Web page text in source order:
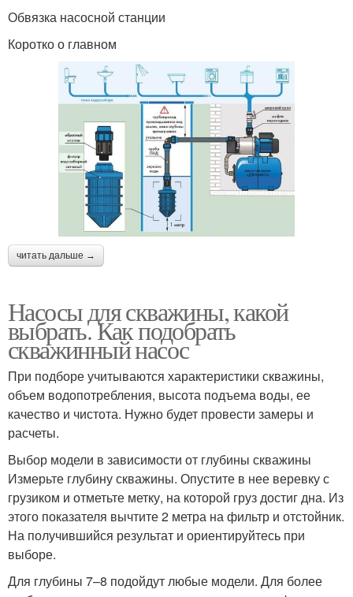
Обвязка насосной станции
Коротко о главном
читать дальше →
Насосы для скважины, какой
выбрать. Как подобрать
скважинный насос
При подборе учитываются характеристики скважины,
объем водопотребления, высота подъема воды, ее
качество и чистота. Нужно будет провести замеры и
расчеты.
Выбор модели в зависимости от глубины скважины
Измерьте глубину скважины. Опустите в нее веревку с
грузиком и отметьте метку, на которой груз достиг дна. Из
этого показателя вычтите 2 метра на фильтр и отстойник.
На получившийся результат и ориентируйтесь при
выборе.
Для глубины 7–8 подойдут любые модели. Для более